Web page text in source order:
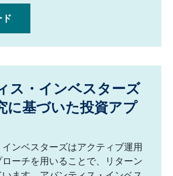
ド
ス・インベスターズ
に基づいた投資アプ
ンベスターズはアクティブ運用
ーチを用いることで、リターン